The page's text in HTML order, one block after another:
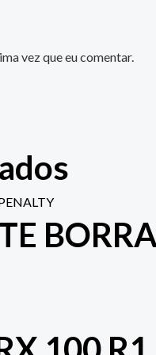
vez que eu comentar.